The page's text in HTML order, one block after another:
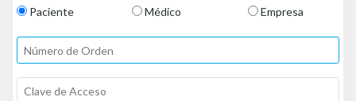
Paciente Médico Empresa